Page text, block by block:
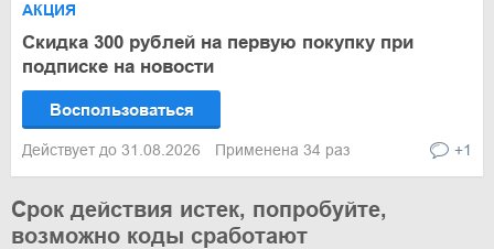
АКЦИЯ
Скидка 300 рублей на первую покупку при
подписке на новости
Воспользоваться
Действует до 31.08.2026 Применена 34 раз +1
Срок действия истек, попробуйте,
возможно коды сработают